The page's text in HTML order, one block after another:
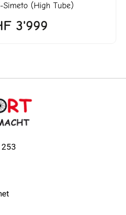
Simeto (High Tube)
3'999